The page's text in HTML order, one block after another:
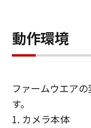
お客様は
より必要
諾ソフ
(1) 「許
動作環境
ファームウエア
す。
1. カメラ本体